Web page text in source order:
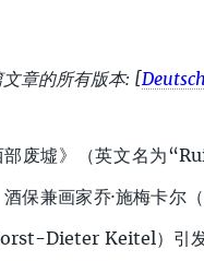
文章的所有版本: [Deutsch
部废墟》（英文名为
酒保兼画家乔·施梅卡尔
Dieter Keitel）引